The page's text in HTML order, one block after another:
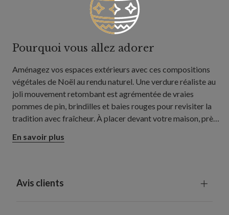
Pourquoi vous allez adorer
Aménagez vos espaces extérieurs avec ces compositions
végétales de Noël au rendu naturel. Une verdure réaliste au
joli mouvement retombant est agrémentée de vraies
pommes de pin, brindilles et baies rouges pour revisiter la
tradition avec fraîcheur. À placer devant votre maison, près
invités au cœur de la magie des fêtes.
En savoir plus
Avis clients